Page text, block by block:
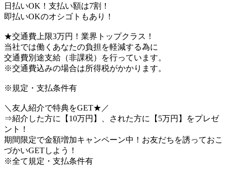
日払いOK！支払い額は7割！
即払いOKのオシゴトもあり！
★交通費上限3万円！業界トップクラス！
当社では働くあなたの負担を軽減する為に
交通費別途支給（非課税）を行っています。
※交通費込みの場合は所得税がかかります。
※規定・支払条件有
＼友人紹介で特典をGET★／
⇒紹介した方に【10万円】、された方に【5万円】をプレゼ
ント！
期間限定で金額増加キャンペーン中！お友だちを誘っておこ
づかいGETしよう！
※全て規定・支払条件有